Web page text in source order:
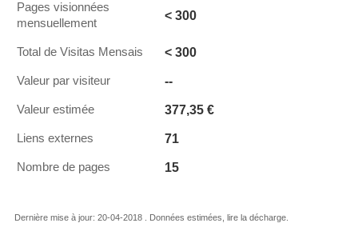
Pages visionnées
mensuellement
< 300
Total de Visitas Mensais < 300
Valeur par visiteur --
Valeur estimée 377,35 €
Liens externes 71
Nombre de pages 15
Dernière mise à jour: 20-04-2018 . Données estimées, lire la décharge.